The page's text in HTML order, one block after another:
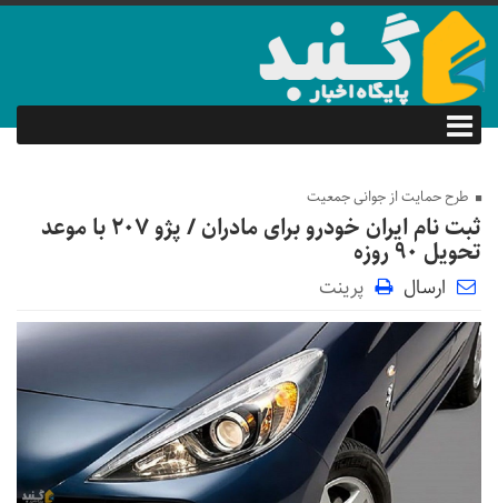
طرح حمایت از جوانی جمعیت
ثبت نام ایران خودرو برای مادران / پژو ۲۰۷ با موعد
تحویل ۹۰ روزه
ارسال پرینت